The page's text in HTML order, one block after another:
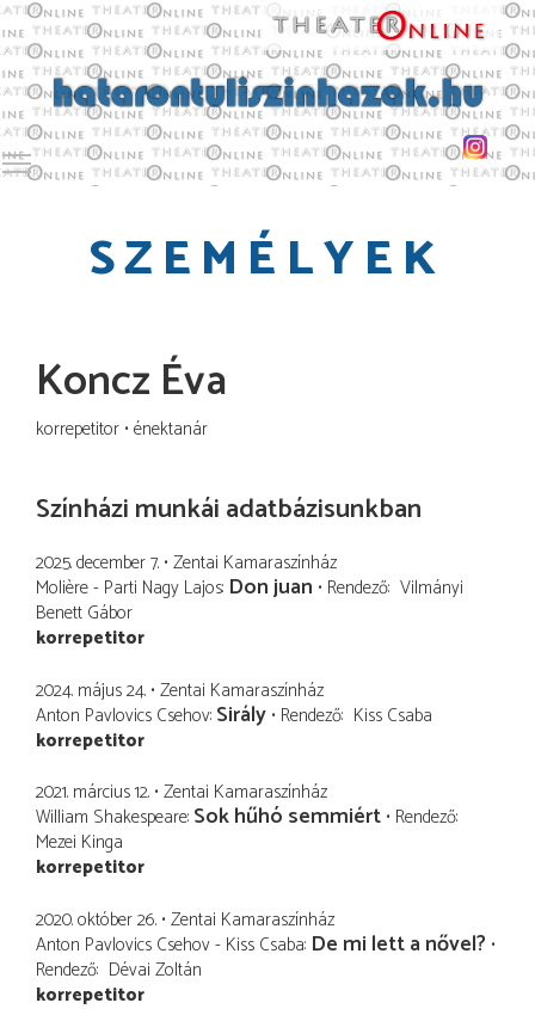
Toggle main menu visibility
SZEMÉLYEK
Koncz Éva
korrepetitor énektanár
Színházi munkái adatbázisunkban
2025. december 7. Zentai Kamaraszínház
Molière - Parti Nagy Lajos Don juan Rendező Vilmányi
Benett Gábor
korrepetitor
2024. május 24. Zentai Kamaraszínház
Anton Pavlovics Csehov Sirály Rendező Kiss Csaba
korrepetitor
2021. március 12. Zentai Kamaraszínház
William Shakespeare Sok hűhó semmiért Rendező
Mezei Kinga
korrepetitor
2020. október 26. Zentai Kamaraszínház
Anton Pavlovics Csehov - Kiss Csaba De mi lett a nővel?
Rendező Dévai Zoltán
korrepetitor